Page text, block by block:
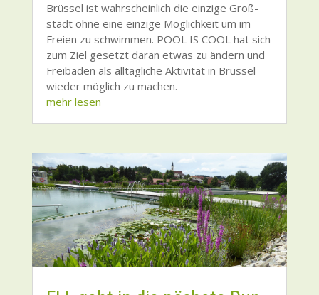
Brüs­sel ist wahr­schein­lich die ein­zi­ge Groß­
stadt ohne eine ein­zi­ge Mög­lich­keit um im
Frei­en zu schwim­men. POOL IS COOL hat sich
zum Ziel gesetzt dar­an etwas zu ändern und
Frei­ba­den als all­täg­li­che Akti­vi­tät in Brüs­sel
wie­der mög­lich zu machen.
mehr lesen